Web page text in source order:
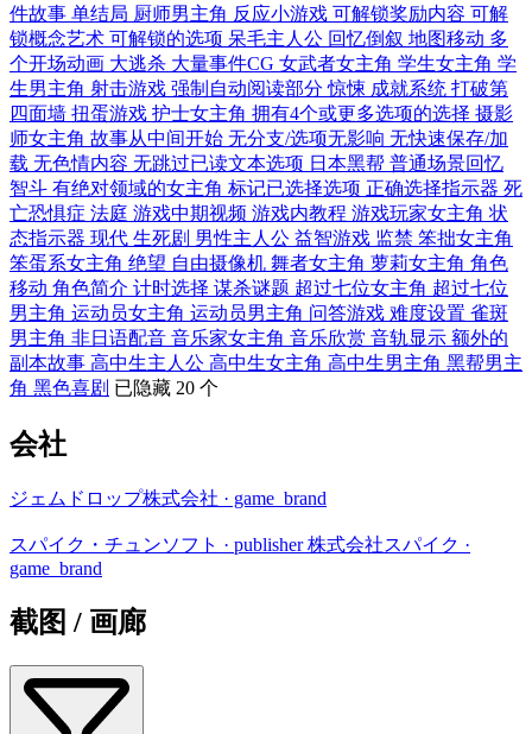
件故事 单结局 厨师男主角 反应小游戏 可解锁奖励内容 可解
锁概念艺术 可解锁的选项 呆毛主人公 回忆倒叙 地图移动 多
个开场动画 大逃杀 大量事件CG 女武者女主角 学生女主角 学
生男主角 射击游戏 强制自动阅读部分 惊悚 成就系统 打破第
四面墙 扭蛋游戏 护士女主角 拥有4个或更多选项的选择 摄影
师女主角 故事从中间开始 无分支/选项无影响 无快速保存/加
载 无色情内容 无跳过已读文本选项 日本黑帮 普通场景回忆
智斗 有绝对领域的女主角 标记已选择选项 正确选择指示器 死
亡恐惧症 法庭 游戏中期视频 游戏内教程 游戏玩家女主角 状
态指示器 现代 生死剧 男性主人公 益智游戏 监禁 笨拙女主角
笨蛋系女主角 绝望 自由摄像机 舞者女主角 萝莉女主角 角色
移动 角色简介 计时选择 谋杀谜题 超过七位女主角 超过七位
男主角 运动员女主角 运动员男主角 问答游戏 难度设置 雀斑
男主角 非日语配音 音乐家女主角 音乐欣赏 音轨显示 额外的
副本故事 高中生主人公 高中生女主角 高中生男主角 黑帮男主
角 黑色喜剧 已隐藏 20 个
会社
ジェムドロップ株式会社 · game_brand
スパイク・チュンソフト · publisher株式会社スパイク ·
game_brand
截图 / 画廊